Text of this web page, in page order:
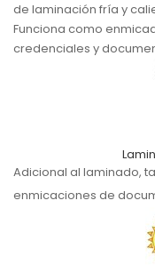
de laminación fría y
Funciona como
credenciales y
Adicional al laminado,
enmicaciones de